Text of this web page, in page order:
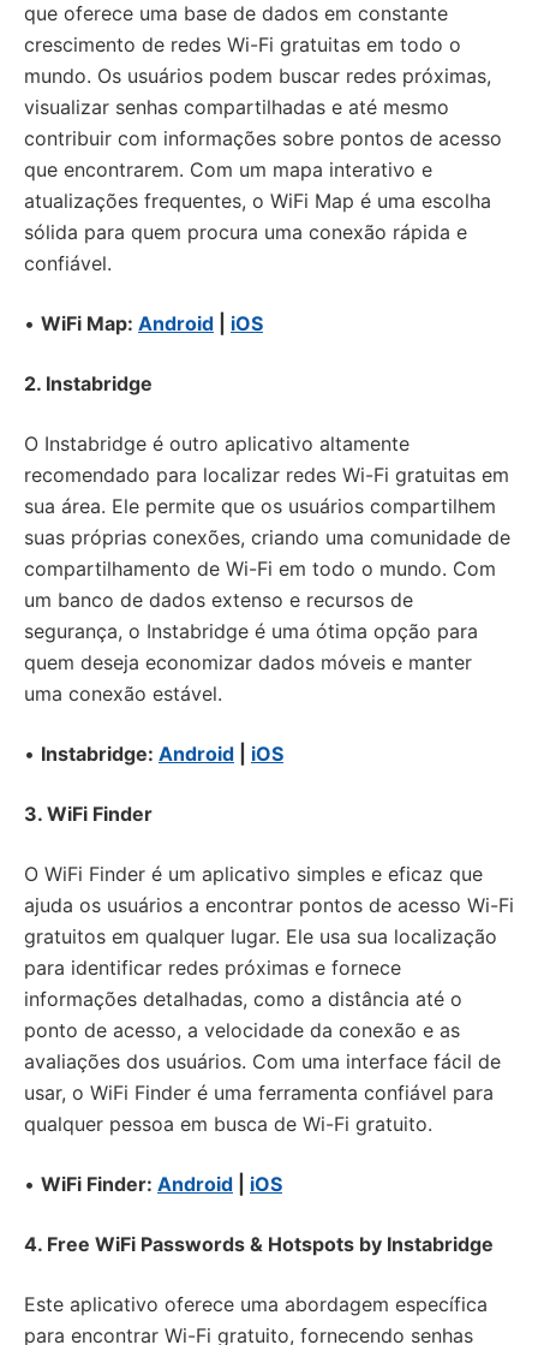
que oferece uma base de dados em constante
crescimento de redes Wi-Fi gratuitas em todo o
mundo. Os usuários podem buscar redes próximas,
visualizar senhas compartilhadas e até mesmo
contribuir com informações sobre pontos de acesso
que encontrarem. Com um mapa interativo e
atualizações frequentes, o WiFi Map é uma escolha
sólida para quem procura uma conexão rápida e
confiável.
• WiFi Map: Android iOS
2. Instabridge
O Instabridge é outro aplicativo altamente
recomendado para localizar redes Wi-Fi gratuitas em
sua área. Ele permite que os usuários compartilhem
suas próprias conexões, criando uma comunidade de
compartilhamento de Wi-Fi em todo o mundo. Com
um banco de dados extenso e recursos de
segurança, o Instabridge é uma ótima opção para
quem deseja economizar dados móveis e manter
uma conexão estável.
• Instabridge: Android iOS
3. WiFi Finder
O WiFi Finder é um aplicativo simples e eficaz que
ajuda os usuários a encontrar pontos de acesso Wi-Fi
gratuitos em qualquer lugar. Ele usa sua localização
para identificar redes próximas e fornece
informações detalhadas, como a distância até o
ponto de acesso, a velocidade da conexão e as
avaliações dos usuários. Com uma interface fácil de
usar, o WiFi Finder é uma ferramenta confiável para
qualquer pessoa em busca de Wi-Fi gratuito.
• WiFi Finder: Android iOS
4. Free WiFi Passwords & Hotspots by Instabridge
Este aplicativo oferece uma abordagem específica
para encontrar Wi-Fi gratuito, fornecendo senhas